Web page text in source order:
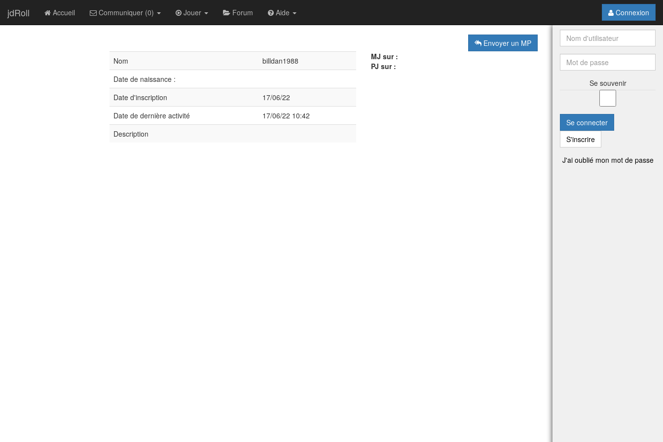
jdRoll Accueil Communiquer (0) Jouer Forum Aide Connexion
Envoyer un MP
Nom
billdan1988
Date de naissance :
Date d'inscription
17/06/22
Date de dernière activité
17/06/22 10:42
Description
MJ sur :
PJ sur :
Se souvenir
Se connecter
S'inscrire
J'ai oublié mon mot de passe